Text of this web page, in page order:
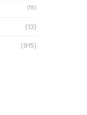
(18)
(13)
(915)